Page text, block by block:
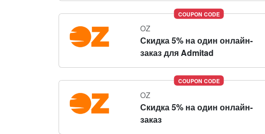
COUPON CODE
OZ
Скидка 5% на один онлайн-
заказ для Admitad
COUPON CODE
OZ
Скидка 5% на один онлайн-
заказ